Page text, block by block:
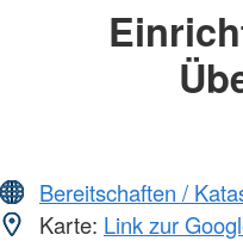
Bereitschaften /
Karte: Link zur